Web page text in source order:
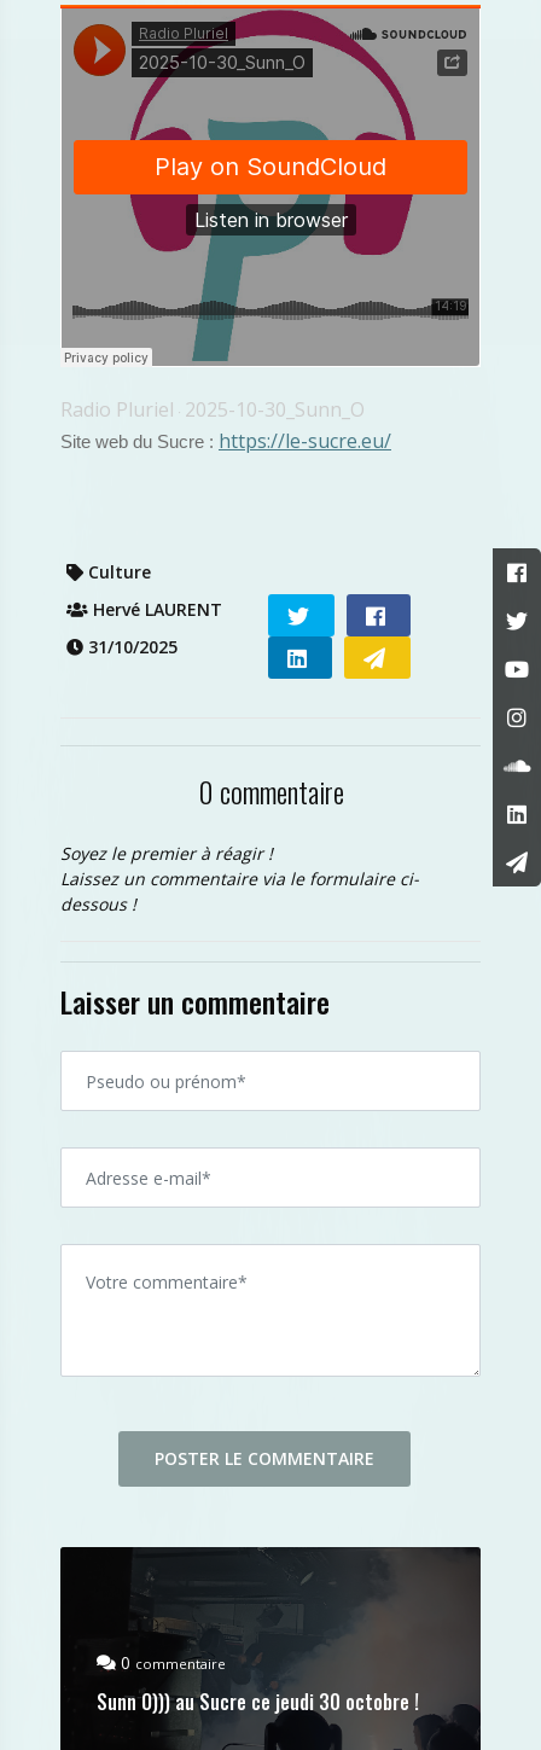
Radio Pluriel · 2025-10-30_Sunn_O
Site web du Sucre : https://le-sucre.eu/
Culture
Hervé LAURENT
31/10/2025
0 commentaire
Soyez le premier à réagir !
Laissez un commentaire via le formulaire ci-
dessous !
Laisser un commentaire
0 commentaire
Sunn O))) au Sucre ce jeudi 30 octobre !